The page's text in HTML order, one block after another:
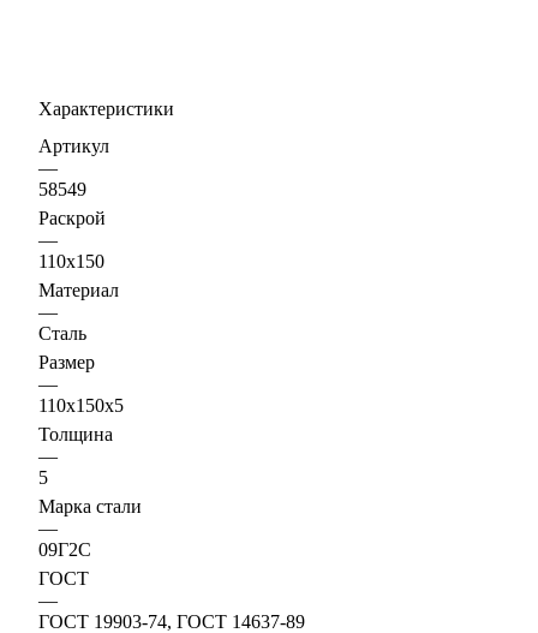
Характеристики
Артикул
—
58549
Раскрой
—
110х150
Материал
—
Сталь
Размер
—
110х150х5
Толщина
—
5
Марка стали
—
09Г2С
ГОСТ
—
ГОСТ 19903-74, ГОСТ 14637-89